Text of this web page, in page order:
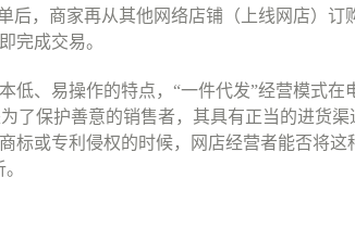
后，商家再从其他网络店铺（上线网店）订
完成交易。
低、易操作的特点， “一件代发”经营模式在
了保护善意的销售者，其具有正当的进货渠
标或专利侵权的时候，网店经营者能否将这